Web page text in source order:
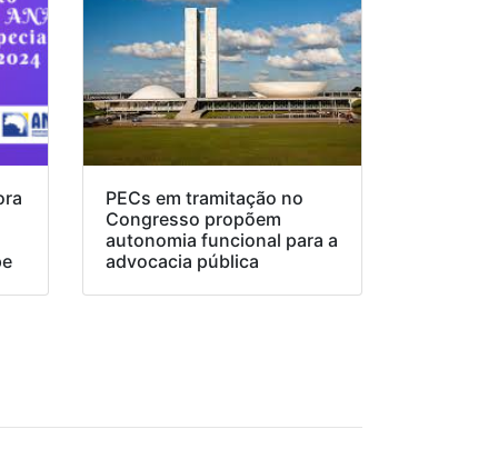
PECs em tramitação no
Congresso propõem
autonomia funcional para a
advocacia pública